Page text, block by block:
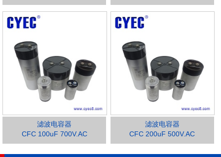
滤波电容器
CFC 100uF 700V.AC
滤波电容器
CFC 200uF 500V.AC